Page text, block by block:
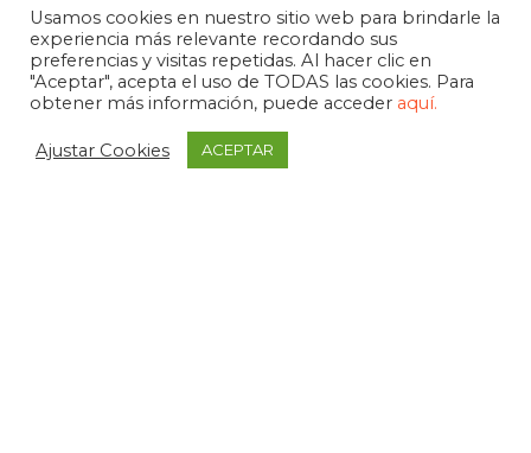
Usamos cookies en nuestro sitio web para brindarle la
experiencia más relevante recordando sus
preferencias y visitas repetidas. Al hacer clic en
"Aceptar", acepta el uso de TODAS las cookies. Para
obtener más información, puede acceder aquí.
Ajustar Cookies ACEPTAR